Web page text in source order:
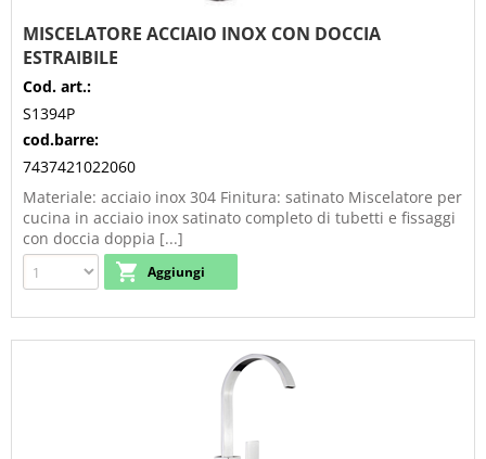
MISCELATORE ACCIAIO INOX CON DOCCIA
ESTRAIBILE
Cod. art.:
S1394P
cod.barre:
7437421022060
Materiale: acciaio inox 304 Finitura: satinato Miscelatore per
cucina in acciaio inox satinato completo di tubetti e fissaggi
con doccia doppia [...]